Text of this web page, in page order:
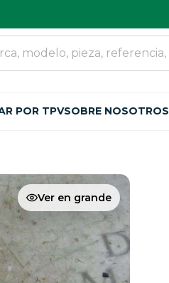
POR TPVSOBRE NOSOTROS
Ver en grande